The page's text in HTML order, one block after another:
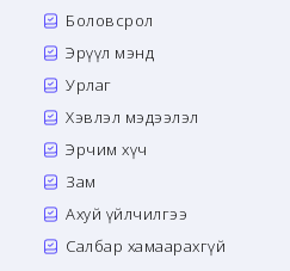
Боловсрол
Эрүүл мэнд
Урлаг
Хэвлэл мэдээлэл
Эрчим хүч
Зам
Ахуй үйлчилгээ
Салбар хамаарахгүй